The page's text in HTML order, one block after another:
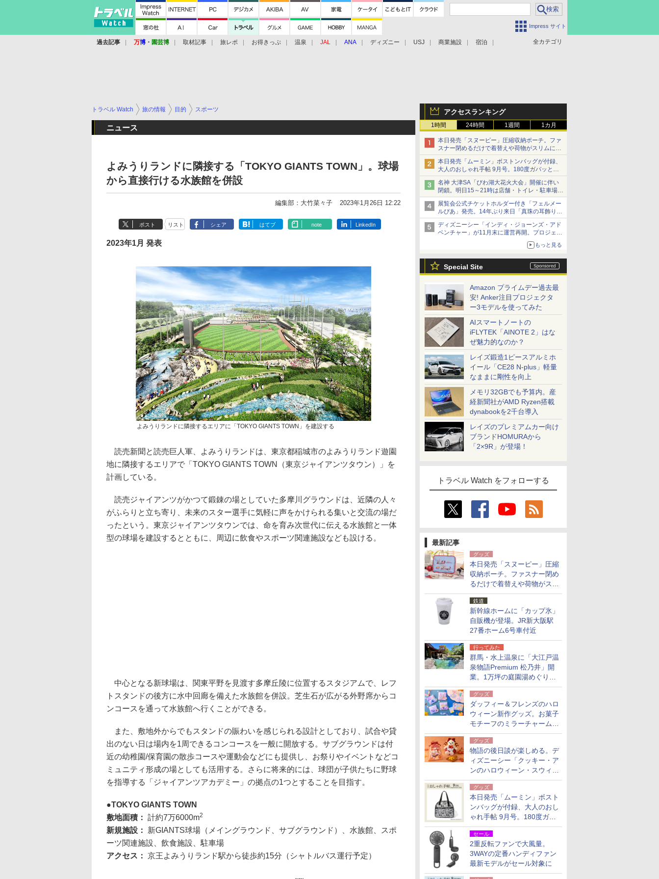
Impress サイト
全カテゴリ
過去記事 万博 ・ 園芸博 取材記事 旅レポ お得きっぷ 温泉 JAL ANA ディズニー USJ 商業施設 宿泊
アクセスランキング
1時間 24時間 1週間 1カ月
本日発売「スヌーピー」圧縮収納ポーチ。ファ
スナー閉めるだけで着替えや荷物がスリムにま
とまる
本日発売「ムーミン」ボストンバッグが付録、
大人のおしゃれ手帖 9月号。180度ガバッと開
いて大容量
名神 大津SA「びわ湖大花火大会」開催に伴い
閉鎖。明日15～21時は店舗・トイレ・駐車場の
利用不可
展覧会公式チケットホルダー付き「フェルメー
ルぴあ」発売。14年ぶり来日「真珠の耳飾りの
少女」ほか37作品のガイド
ディズニーシー「インディ・ジョーンズ・アド
ベンチャー」が11月末に運営再開。プロジェク
ションマッピングを追加、DPAは1500円
もっと見る
Special Site
Amazon プライムデー過去最
安! Anker注目プロジェクタ
ー3モデルを使ってみた
AIスマートノートの
iFLYTEK「AINOTE 2」はな
ぜ魅力的なのか？
レイズ鍛造1ピースアルミホ
イール「CE28 N-plus」軽量
なままに剛性を向上
メモリ32GBでも予算内。産
経新聞社がAMD Ryzen搭載
dynabookを2千台導入
レイズのプレミアムカー向け
ブランドHOMURAから
「2×9R」が登場！
トラベル Watch をフォローする
最新記事
グッズ
本日発売「スヌーピー」圧縮
収納ポーチ。ファスナー閉め
るだけで着替えや荷物がスリ
ムにまとまる
鉄道
新幹線ホームに「カップ氷」
自販機が登場。JR新大阪駅
27番ホーム6号車付近
行ってみた
群馬・水上温泉に「大江戸温
泉物語Premium 松乃井」開
業。1万坪の庭園湯めぐり＆
豪華バイキングを体験してき
た！
グッズ
ダッフィー＆フレンズのハロ
ウィーン新作グッズ。お菓子
モチーフのミラーチャーム/
デザインポーチほか
グッズ
物語の後日談が楽しめる。デ
ィズニーシー「クッキー・ア
ンのハロウィーン・スウィー
トサプライズ」限定グッズ公
開グッズ
本日発売「ムーミン」ボスト
ンバッグが付録、大人のおし
ゃれ手帖 9月号。180度ガバ
ッと開いて大容量
セール
2重反転ファンで大風量。
3WAYの定番ハンディファン
最新モデルがセール対象に
トラベル Watch 旅の情報 目的 スポーツ
ニュース
よみうりランドに隣接する「TOKYO GIANTS TOWN」。球場
から直接行ける水族館を併設
編集部：大竹菜々子 2023年1月26日 12:22
ポスト リスト シェア はてブ note LinkedIn
2023年1月 発表
よみうりランドに隣接するエリアに「TOKYO GIANTS TOWN」を建設する
読売新聞と読売巨人軍、よみうりランドは、東京都稲城市のよみうりランド遊園
地に隣接するエリアで「TOKYO GIANTS TOWN（東京ジャイアンツタウン）」を
計画している。
読売ジャイアンツがかつて鍛錬の場としていた多摩川グラウンドは、近隣の人々
がふらりと立ち寄り、未来のスター選手に気軽に声をかけられる集いと交流の場だ
ったという。東京ジャイアンツタウンでは、命を育み次世代に伝える水族館と一体
型の球場を建設するとともに、周辺に飲食やスポーツ関連施設なども設ける。
中心となる新球場は、関東平野を見渡す多摩丘陵に位置するスタジアムで、レフ
トスタンドの後方に水中回廊を備えた水族館を併設。芝生石が広がる外野席からコ
ンコースを通って水族館へ行くことができる。
また、敷地外からでもスタンドの賑わいを感じられる設計としており、試合や貸
出のない日は場内を1周できるコンコースを一般に開放する。サブグラウンドは付
近の幼稚園/保育園の散歩コースや運動会などにも提供し、お祭りやイベントなどコ
ミュニティ形成の場としても活用する。さらに将来的には、球団が子供たちに野球
を指導する「ジャイアンツアカデミー」の拠点の1つとすることを目指す。
TOKYO GIANTS TOWN
敷地面積： 計約7万6000m2
新規施設： 新GIANTS球場（メイングラウンド、サブグラウンド）、水族館、スポ
ーツ関連施設、飲食施設、駐車場
アクセス： 京王よみうりランド駅から徒歩約15分（シャトルバス運行予定）